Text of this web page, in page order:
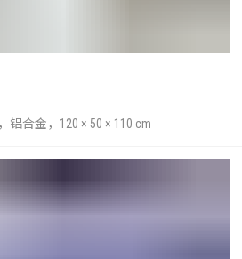
铝合金，120 × 50 × 110 cm